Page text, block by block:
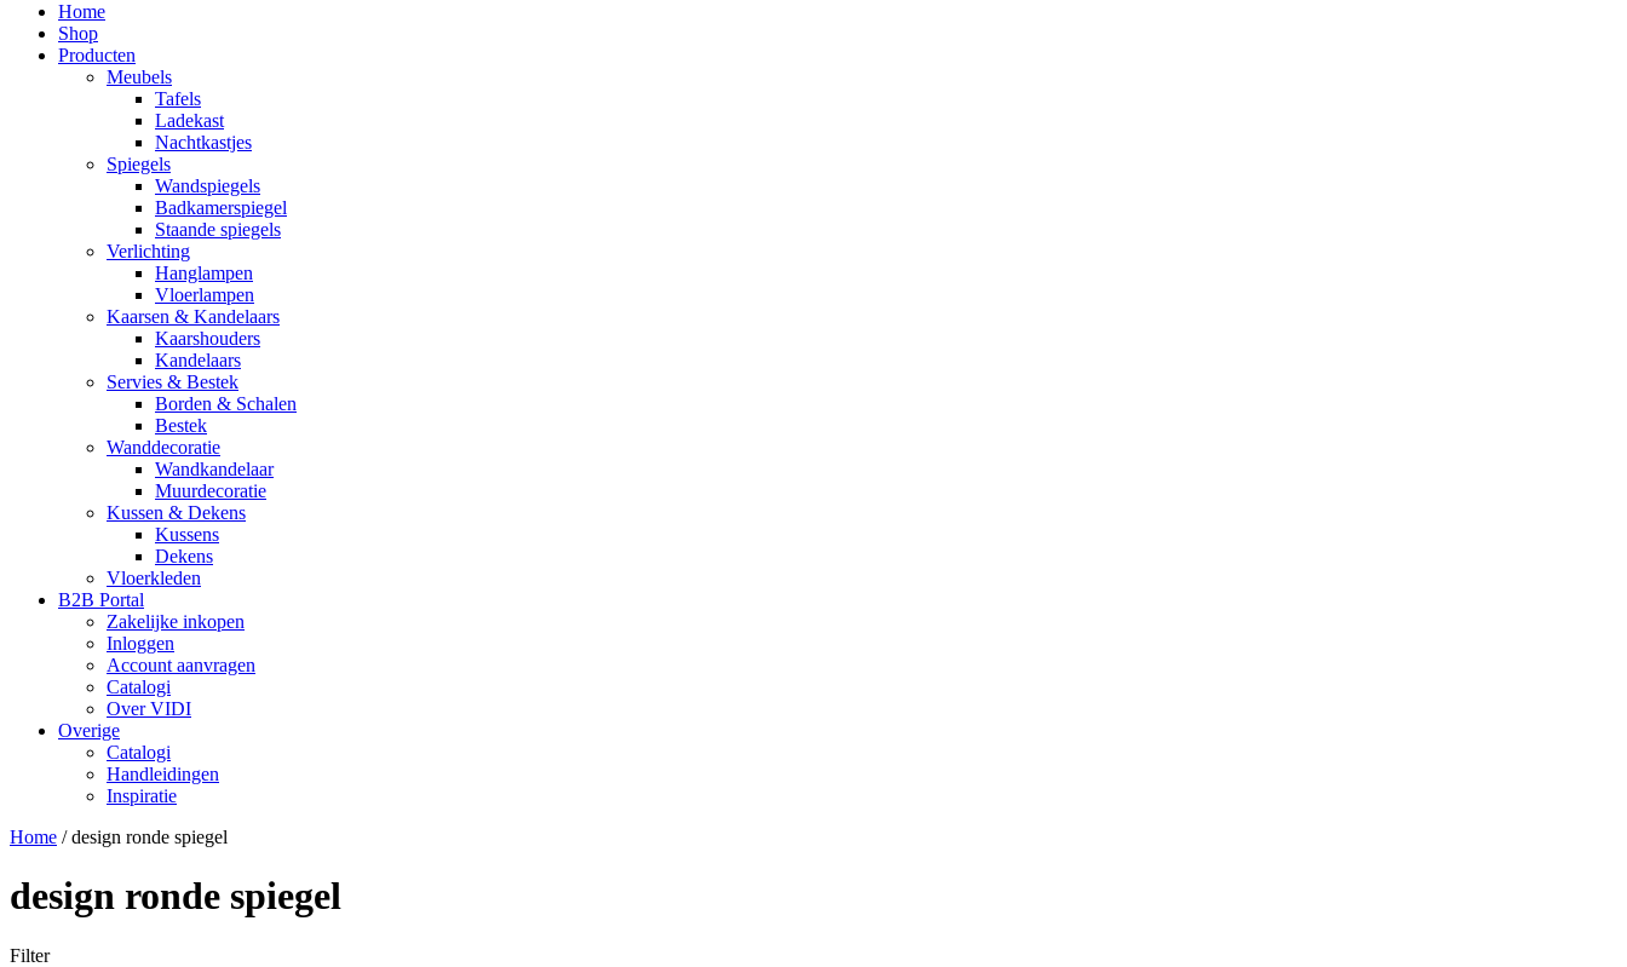
Home
Shop
Producten
Meubels
Tafels
Ladekast
Nachtkastjes
Spiegels
Wandspiegels
Badkamerspiegel
Staande spiegels
Verlichting
Hanglampen
Vloerlampen
Kaarsen & Kandelaars
Kaarshouders
Kandelaars
Servies & Bestek
Borden & Schalen
Bestek
Wanddecoratie
Wandkandelaar
Muurdecoratie
Kussen & Dekens
Kussens
Dekens
Vloerkleden
B2B Portal
Zakelijke inkopen
Inloggen
Account aanvragen
Catalogi
Over VIDI
Overige
Catalogi
Handleidingen
Inspiratie
Home /design ronde spiegel
design ronde spiegel
Filter